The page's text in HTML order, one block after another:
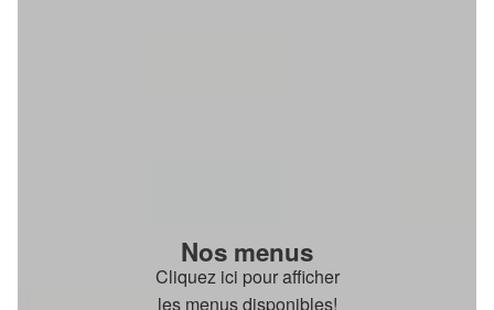
Nos menus
Cliquez ici pour afficher
les menus disponibles!